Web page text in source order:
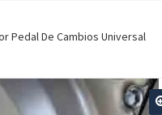
Pedal De Cambios Universal